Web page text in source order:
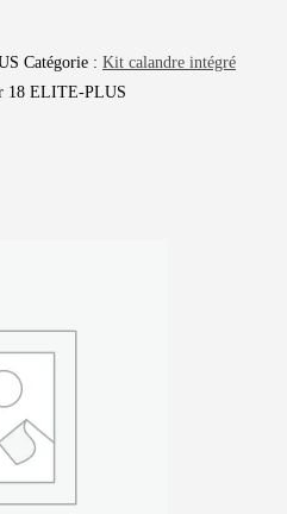
Catégorie : Kit calandre intégré
18 ELITE-PLUS